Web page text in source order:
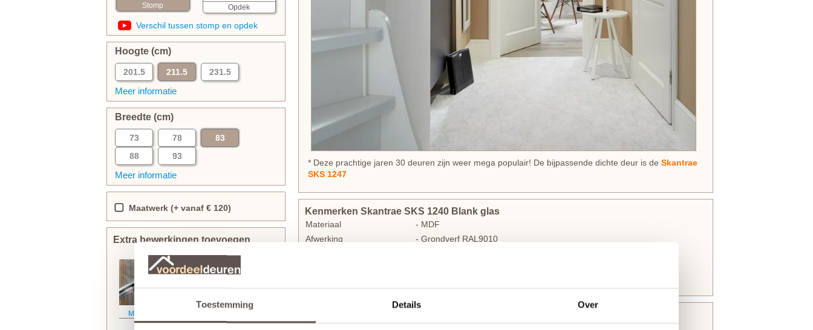
Toestemming Details Over
Stomp Opdek
Verschil tussen stomp en opdek
Hoogte (cm)
201.5 211.5
231.5
Meer informatie
Breedte (cm)
73 78
83
88
93
Meer informatie
Maatwerk (+ vanaf € 120)
Extra bewerkingen toevoegen
Meer informatie
Skantrae
Skantrae
* Deze prachtige jaren 30 deuren zijn weer mega populair! De bijpassende dichte deur is de Skantrae
SKS 1247
Kenmerken Skantrae SKS 1240 Blank glas
Materiaal
- MDF
Afwerking
- Grondverf RAL9010